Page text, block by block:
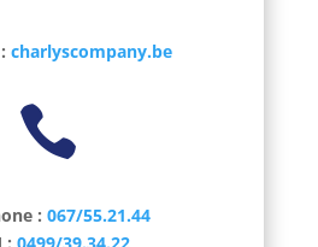
:charlyscompany.be

: 067/55.21.44